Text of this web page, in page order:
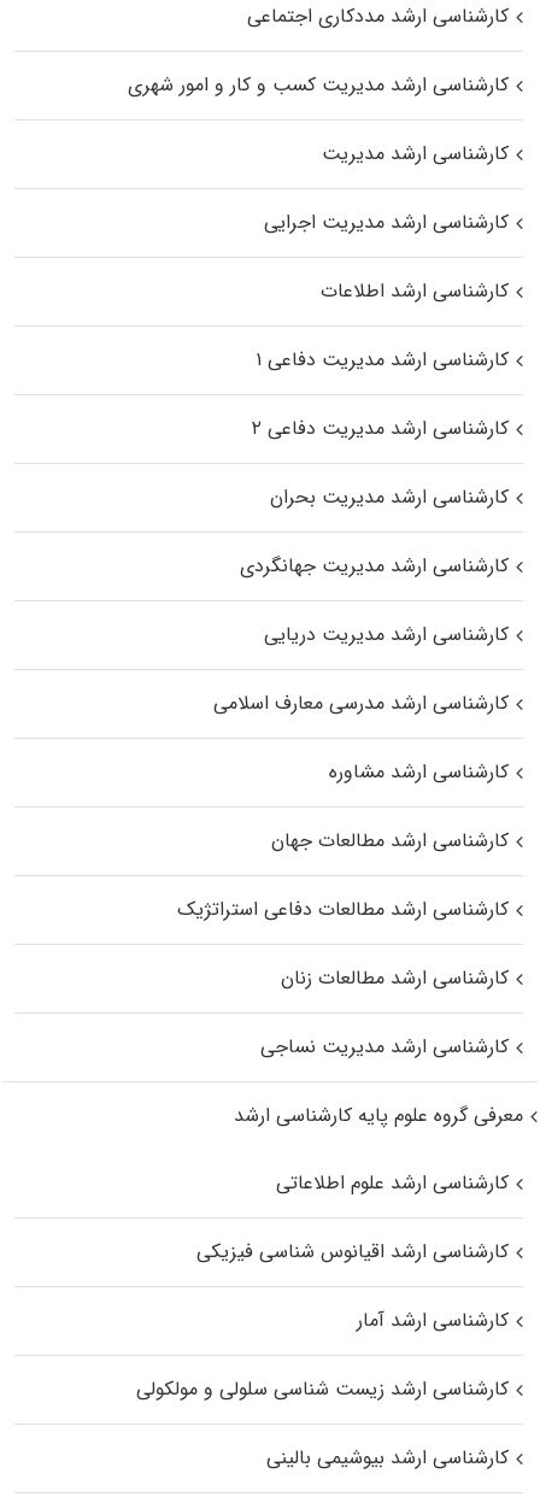
کارشناسی ارشد مددکاری اجتماعی
کارشناسی ارشد مدیریت کسب و کار و امور شهری
کارشناسی ارشد مدیریت
کارشناسی ارشد مدیریت اجرایی
کارشناسی ارشد اطلاعات
کارشناسی ارشد مدیریت دفاعی ۱
کارشناسی ارشد مدیریت دفاعی ۲
کارشناسی ارشد مدیریت بحران
کارشناسی ارشد مدیریت جهانگردی
کارشناسی ارشد مدیریت دریایی
کارشناسی ارشد مدرسی معارف اسلامی
کارشناسی ارشد مشاوره
کارشناسی ارشد مطالعات جهان
کارشناسی ارشد مطالعات دفاعی استراتژیک
کارشناسی ارشد مطالعات زنان
کارشناسی ارشد مدیریت نساجی
معرفی گروه علوم پایه کارشناسی ارشد
کارشناسی ارشد علوم اطلاعاتی
کارشناسی ارشد اقیانوس‌ شناسی فیزیکی
کارشناسی ارشد آمار
کارشناسی ارشد زیست شناسی سلولی و مولکولی
کارشناسی ارشد بیوشیمی بالینی